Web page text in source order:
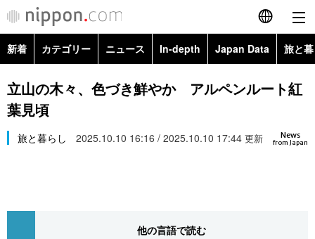
English
简体字
カテゴリー
経済・ビジネス
トップ
In-depth
新着 カテゴリー ニュース In-depth Japan Data 旅と
政治・外交
経済・ビジネス
Topics
立山の木々、色づき鮮やか アルペンルート紅
葉見頃
News
from Japan
旅と暮らし 2025.10.10 16:16 / 2025.10.10 17:44 更新
他の言語で読む